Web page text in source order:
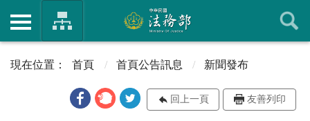
首頁 首頁公告訊息 新聞發布
回上一頁 友善列印